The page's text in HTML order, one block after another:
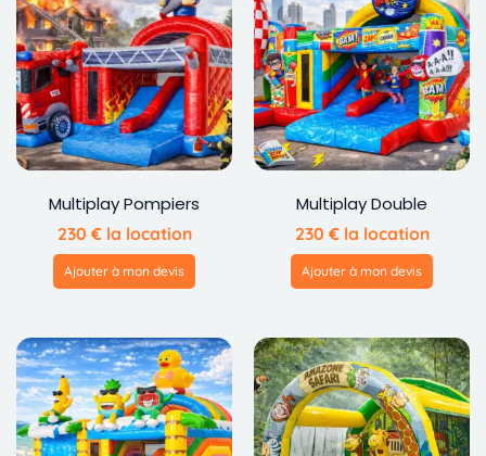
Multiplay Pompiers
230 €la location
Ajouter à mon devis
Multiplay Double
230 €la location
Ajouter à mon devis